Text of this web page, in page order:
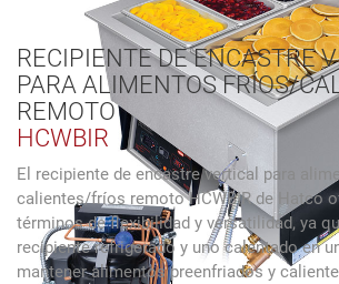
RECIPIENTE DE ENCASTRE
PARA ALIMENTOS FRÍOS/
REMOTO
HCWBIR
El recipiente de encastre vertical para
calientes/fríos remoto HCWBIR de Hatco
términos de flexibilidad y versatilidad, ya
recipiente refrigerado y uno calentado en
mantener alimentos preenfriados y